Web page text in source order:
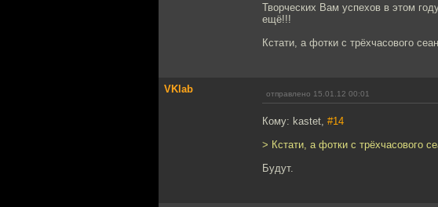
Творческих Вам успехов в этом
ещё!!!
Кстати, а фотки с трёхчасового
VKlab отправлено 15.01.12 00:01
Кому: kastet, #14
> Кстати, а фотки с трёхчасового
Будут.